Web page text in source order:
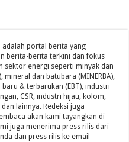
adalah portal berita yang
berita-berita terkini dan fokus
sektor energi seperti minyak dan
mineral dan batubara (MINERBA),
& terbarukan (EBT), industri
CSR, industri hijau, kolom,
lainnya. Redeksi juga
akan kami tayangkan di
juga menerima press rilis dari
dan press rilis ke email